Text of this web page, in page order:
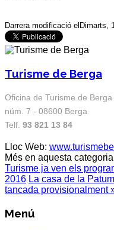
Darrera modificació elDimarts,
Turisme de Berga
Oficina de Turisme de
núm. 7 - 08600 Berga
Telf. 93 821 13 84
Lloc Web:
Més en aquesta
Turisme ja ven els
2016 La casa de la
tancada provisionalment
Menú